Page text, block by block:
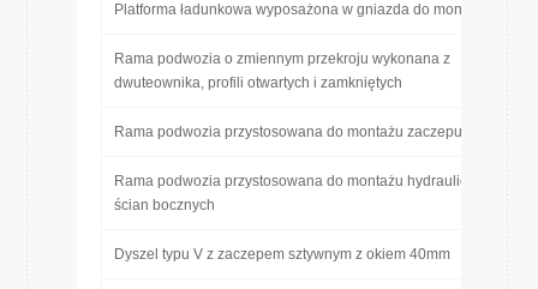
Platforma ładunkowa wyposażona w gniazda do montażu kłonic
Rama podwozia o zmiennym przekroju wykonana z
dwuteownika, profili otwartych i zamkniętych
Rama podwozia przystosowana do montażu zaczepu tylnego
Rama podwozia przystosowana do montażu hydraulicznych
ścian bocznych
Dyszel typu V z zaczepem sztywnym z okiem 40mm